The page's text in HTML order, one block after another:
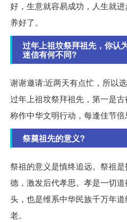
好，生意就容易成功，人生就
养好了。
过年上祖坟祭拜祖先，你认
迷信有何不同?
谢谢邀请:近两天有点忙，所以
过年上祖坟祭拜祖先，第一是
称作中华文明行动，每逢佳节
祭奠祖先的意义?
祭祖的意义是慎终追远。祭祖
德，激发后代孝思。孝是一切
头，也是维系中华民族千万年道
老。